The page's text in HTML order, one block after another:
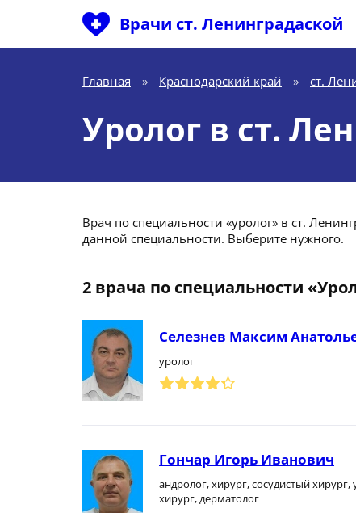
Врачи ст. Ленинградаской
Главная » Краснодарский край » ст.
Уролог в ст.
Врач по специальности «уролог» в ст.
данной специальности. Выберите нужного.
2 врача по специальности
Селезнев Максим
уролог
Гончар Игорь Иванович
андролог, хирург, сосудистый
хирург, дерматолог